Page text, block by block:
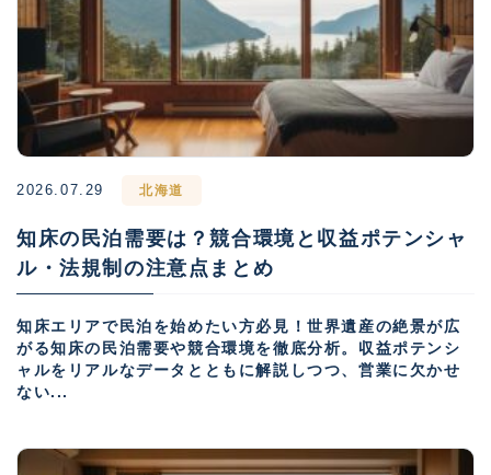
2026.07.29 北海道
知床の民泊需要は？競合環境と収益ポテンシャ
ル・法規制の注意点まとめ
知床エリアで民泊を始めたい方必見！世界遺産の絶景が広
がる知床の民泊需要や競合環境を徹底分析。収益ポテンシ
ャルをリアルなデータとともに解説しつつ、営業に欠かせ
ない...